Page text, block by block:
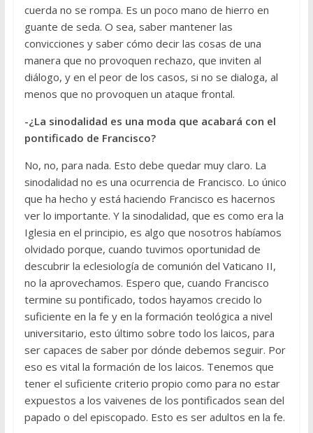
cuerda no se rompa. Es un poco mano de hierro en
guante de seda. O sea, saber mantener las
convicciones y saber cómo decir las cosas de una
manera que no provoquen rechazo, que inviten al
diálogo, y en el peor de los casos, si no se dialoga, al
menos que no provoquen un ataque frontal.
-¿La sinodalidad es una moda que acabará con el
pontificado de Francisco?
No, no, para nada. Esto debe quedar muy claro. La
sinodalidad no es una ocurrencia de Francisco. Lo único
que ha hecho y está haciendo Francisco es hacernos
ver lo importante. Y la sinodalidad, que es como era la
Iglesia en el principio, es algo que nosotros habíamos
olvidado porque, cuando tuvimos oportunidad de
descubrir la eclesiología de comunión del Vaticano II,
no la aprovechamos. Espero que, cuando Francisco
termine su pontificado, todos hayamos crecido lo
suficiente en la fe y en la formación teológica a nivel
universitario, esto último sobre todo los laicos, para
ser capaces de saber por dónde debemos seguir. Por
eso es vital la formación de los laicos. Tenemos que
tener el suficiente criterio propio como para no estar
expuestos a los vaivenes de los pontificados sean del
papado o del episcopado. Esto es ser adultos en la fe.